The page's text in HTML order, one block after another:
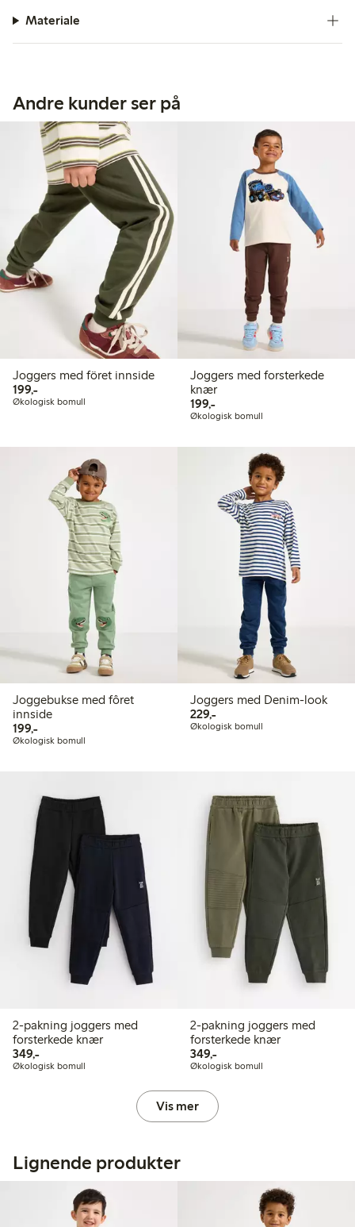
Materiale
Andre kunder ser på
Joggers med föret innside
199,-199,00 kr
Økologisk bomull
Joggers med forsterkede
knær
199,-199,00 kr
Økologisk bomull
Joggebukse med fôret
innside
199,-199,00 kr
Økologisk bomull
Joggers med Denim-look
229,-229,00 kr
Økologisk bomull
2-pakning joggers med
forsterkede knær
349,-349,00 kr
Økologisk bomull
2-pakning joggers med
forsterkede knær
349,-349,00 kr
Økologisk bomull
Vis mer
Lignende produkter